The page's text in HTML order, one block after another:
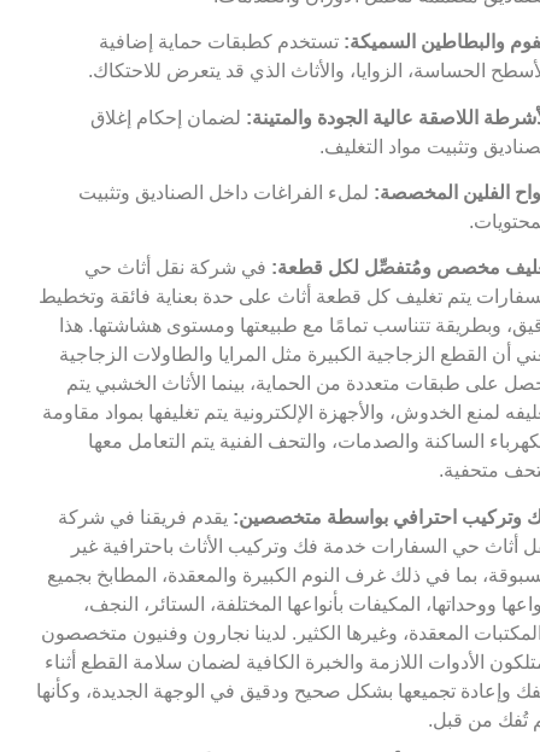
والبطاطين السميكة: تستخدم كطبقات حماية إضافية
الحساسة، الزوايا، والأثاث الذي قد يتعرض للاحتكاك.
اللاصقة عالية الجودة والمتينة: لضمان إحكام إغلاق
وتثبيت مواد التغليف.
الفلين المخصصة: لملء الفراغات داخل الصناديق وتثبيت
مخصص ومُتفصِّل لكل قطعة: في شركة نقل أثاث حي
يتم تغليف كل قطعة أثاث على حدة بعناية فائقة وتخطيط
وبطريقة تتناسب تمامًا مع طبيعتها ومستوى هشاشتها. هذا
أن القطع الزجاجية الكبيرة مثل المرايا والطاولات الزجاجية
على طبقات متعددة من الحماية، بينما الأثاث الخشبي يتم
لمنع الخدوش، والأجهزة الإلكترونية يتم تغليفها بمواد مقاومة
الساكنة والصدمات، والتحف الفنية يتم التعامل معها
متحفية.
وتركيب احترافي بواسطة متخصصين: يقدم فريقنا في شركة
أثاث حي السفارات خدمة فك وتركيب الأثاث باحترافية غير
بما في ذلك غرف النوم الكبيرة والمعقدة، المطابخ بجميع
ووحداتها، المكيفات بأنواعها المختلفة، الستائر، النجف،
المعقدة، وغيرها الكثير. لدينا نجارون وفنيون متخصصون
الأدوات اللازمة والخبرة الكافية لضمان سلامة القطع أثناء
وإعادة تجميعها بشكل صحيح ودقيق في الوجهة الجديدة، وكأنها
تُفك من قبل.